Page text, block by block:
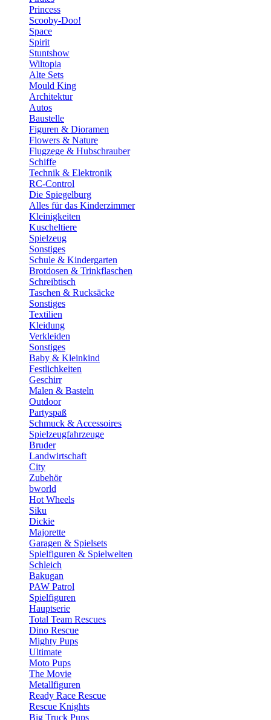
Princess
Scooby-Doo!
Space
Spirit
Stuntshow
Wiltopia
Alte Sets
Mould King
Architektur
Autos
Baustelle
Figuren & Dioramen
Flowers & Nature
Flugzege & Hubschrauber
Schiffe
Technik & Elektronik
RC-Control
Die Spiegelburg
Alles für das Kinderzimmer
Kleinigkeiten
Kuscheltiere
Spielzeug
Sonstiges
Schule & Kindergarten
Brotdosen & Trinkflaschen
Schreibtisch
Taschen & Rucksäcke
Sonstiges
Textilien
Kleidung
Verkleiden
Sonstiges
Baby & Kleinkind
Festlichkeiten
Geschirr
Malen & Basteln
Outdoor
Partyspaß
Schmuck & Accessoires
Spielzeugfahrzeuge
Bruder
Landwirtschaft
City
Zubehör
bworld
Hot Wheels
Siku
Dickie
Majorette
Garagen & Spielsets
Spielfiguren & Spielwelten
Schleich
Bakugan
PAW Patrol
Spielfiguren
Hauptserie
Total Team Rescues
Dino Rescue
Mighty Pups
Ultimate
Moto Pups
The Movie
Metallfiguren
Ready Race Rescue
Rescue Knights
Big Truck Pups